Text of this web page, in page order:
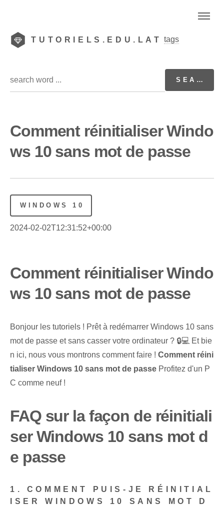
TUTORIELS.EDU.LAT tags
Comment réinitialiser Windo
ws 10 sans mot de passe
WINDOWS 10
2024-02-02T12:31:52+00:00
Comment réinitialiser Windo
ws 10 sans mot de passe
Bonjour les tutoriels ! Prêt à redémarrer Windows 10 sans
mot de passe et sans casser votre ordinateur ? 🔒💻 Et bie
n ici, nous vous montrons comment faire ! Comment réini
tialiser Windows 10 sans mot de passe Profitez d'un P
C comme neuf !
FAQ sur la façon de réinitiali
ser Windows 10 sans mot d
e passe
1. COMMENT PUIS-JE RÉINITIAL
ISER WINDOWS 10 SANS MOT D